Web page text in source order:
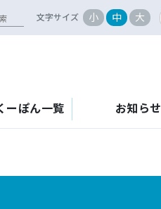
文字サイズ 小 中 大
ーぽん一覧 お知らせ